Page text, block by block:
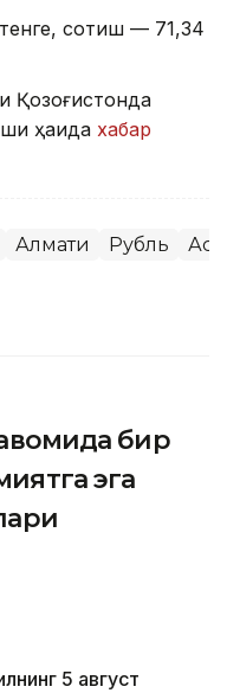
сотиш — 71,34
Қозоғистонда
ҳақида хабар
Алмати Рубль
бир
эга
5 август